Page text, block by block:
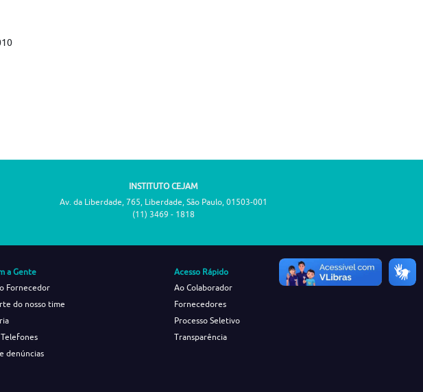
INSTITUTO CEJAM
Av. da Liberdade, 765, Liberdade, São Paulo, 01503-001
(11) 3469 - 1818
a Gente
Fornecedor
do nosso time
Telefones
denúncias
Acesso Rápido
Ao Colaborador
Fornecedores
Processo Seletivo
Transparência